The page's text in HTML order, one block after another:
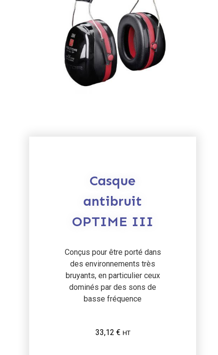
Casque
antibruit
OPTIME III
Conçus pour être porté dans
des environnements très
bruyants, en particulier ceux
dominés par des sons de
basse fréquence
33,12 € HT